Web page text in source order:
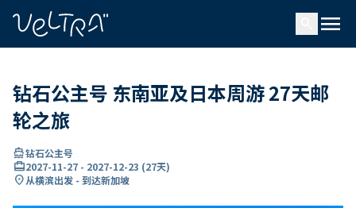
menu
钻石公主号 东南亚及日本周游 27天邮
轮之旅
directions_boat钻石公主号
card_travel2027-11-27 - 2027-12-23 (27天)
location_on从横滨出发 - 到达新加坡